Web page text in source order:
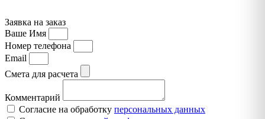
Заявка на заказ
Ваше Имя
Номер телефона
Email
Смета для расчета
Комментарий
Согласие на обработку персональных данных